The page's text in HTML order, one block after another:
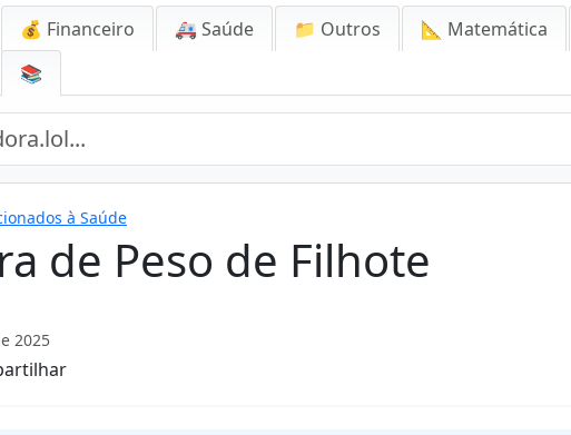
💰 Financeiro 🚑 Saúde 📁 Outros 📐 Matemática
📚
à Saúde
de Peso de Filhote
2025